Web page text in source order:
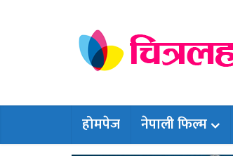
होमपेज नेपाली फिल्म